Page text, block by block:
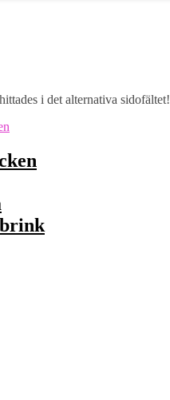
i det alternativa sidofältet!